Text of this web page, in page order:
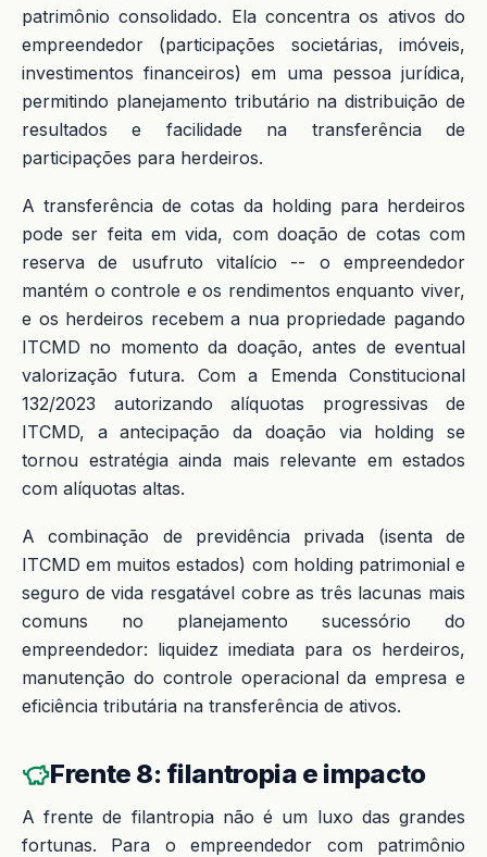
patrimônio consolidado. Ela concentra os ativos do
empreendedor (participações societárias, imóveis,
investimentos financeiros) em uma pessoa jurídica,
permitindo planejamento tributário na distribuição de
resultados e facilidade na transferência de
participações para herdeiros.
A transferência de cotas da holding para herdeiros
pode ser feita em vida, com doação de cotas com
reserva de usufruto vitalício -- o empreendedor
mantém o controle e os rendimentos enquanto viver,
e os herdeiros recebem a nua propriedade pagando
ITCMD no momento da doação, antes de eventual
valorização futura. Com a Emenda Constitucional
132/2023 autorizando alíquotas progressivas de
ITCMD, a antecipação da doação via holding se
tornou estratégia ainda mais relevante em estados
com alíquotas altas.
A combinação de previdência privada (isenta de
ITCMD em muitos estados) com holding patrimonial e
seguro de vida resgatável cobre as três lacunas mais
comuns no planejamento sucessório do
empreendedor: liquidez imediata para os herdeiros,
manutenção do controle operacional da empresa e
eficiência tributária na transferência de ativos.
Frente 8: filantropia e impacto
A frente de filantropia não é um luxo das grandes
fortunas. Para o empreendedor com patrimônio